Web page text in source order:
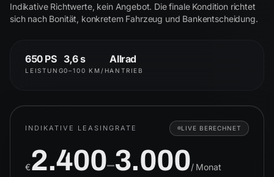
Indikative Richtwerte, kein Angebot. Die finale Kondition richtet
sich nach Bonität, konkretem Fahrzeug und Bankentscheidung.
Performante SE
ab € 3.550
650 PS
LEISTUNG
3,6 s
0–100 KM/H
Allrad
ANTRIEB
INDIKATIVE LEASINGRATE LIVE BERECHNET
€2.400–3.000/ Monat